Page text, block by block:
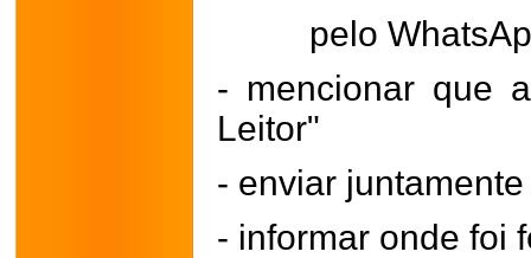
pelo
- mencionar que
Leitor"
- enviar
- informar onde foi